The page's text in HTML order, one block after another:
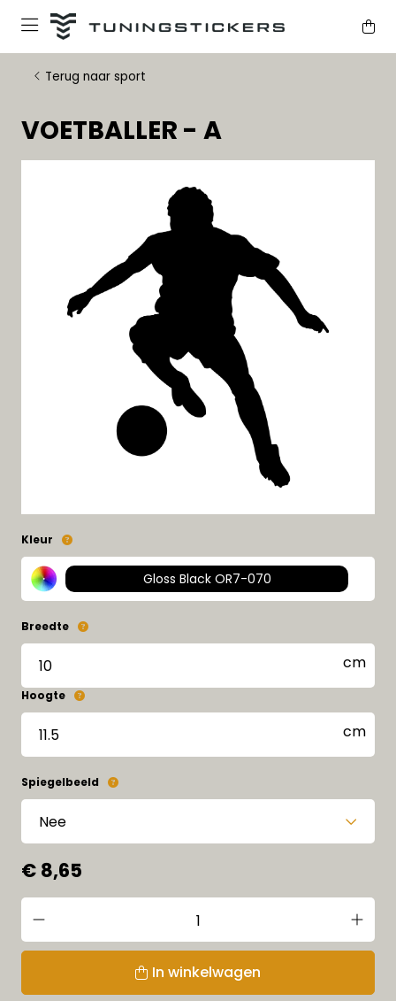
Terug naar sport
VOETBALLER - A
Kleur
Gloss Black OR7-070
Breedte
Hoogte
Spiegelbeeld
€ 8,65
In winkelwagen